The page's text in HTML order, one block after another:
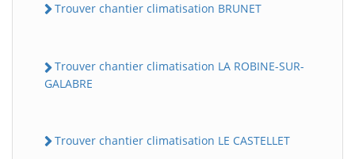
Trouver chantier climatisation BRUNET
Trouver chantier climatisation LA ROBINE-SUR-
GALABRE
Trouver chantier climatisation LE CASTELLET